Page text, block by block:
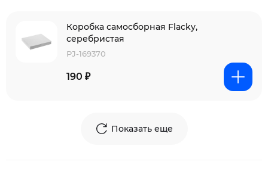
Коробка самосборная Flacky,
серебристая
PJ-169370
190 ₽
Показать еще